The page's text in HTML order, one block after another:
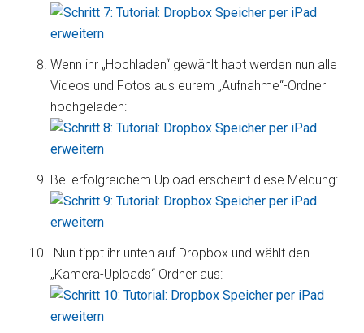
Wenn ihr „Hochladen“ gewählt habt werden nun alle
Videos und Fotos aus eurem „Aufnahme“-Ordner
hochgeladen:
Bei erfolgreichem Upload erscheint diese Meldung:
Nun tippt ihr unten auf Dropbox und wählt den
„Kamera-Uploads“ Ordner aus: